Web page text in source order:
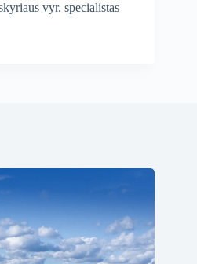
vyr. specialistas